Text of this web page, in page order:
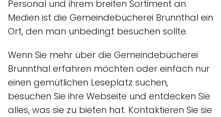
Personal und ihrem breiten Sortiment an
Medien ist die Gemeindebücherei Brunnthal ein
Ort, den man unbedingt besuchen sollte.
Wenn Sie mehr über die Gemeindebücherei
Brunnthal erfahren möchten oder einfach nur
einen gemütlichen Leseplatz suchen,
besuchen Sie ihre Webseite und entdecken Sie
alles, was sie zu bieten hat. Kontaktieren Sie sie